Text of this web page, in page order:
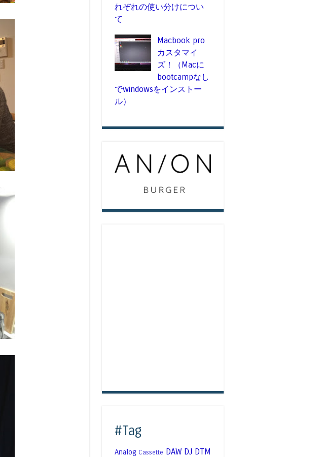
れぞれの使い分けについ
て
Macbook pro
カスタマイ
ズ！（Macに
bootcampなし
でwindowsをインストー
ル）
#Tag
Analog Cassette DAW DJ DTM